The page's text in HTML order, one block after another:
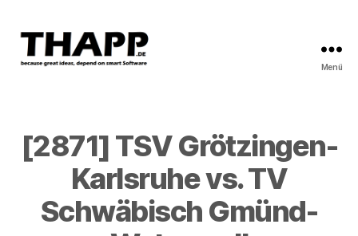
Menü
[2871] TSV Grötzingen-
Karlsruhe vs. TV
Schwäbisch Gmünd-